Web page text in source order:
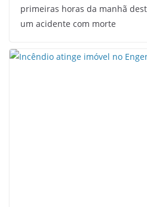
primeiras horas da manhã
um acidente com morte